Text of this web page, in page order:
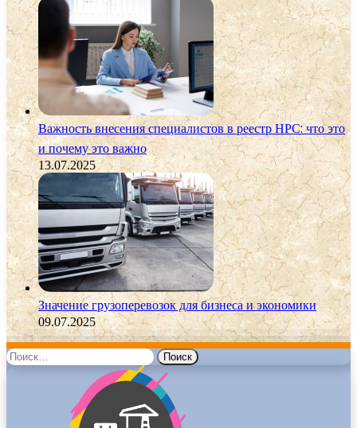
Важность внесения специалистов в реестр НРС: что это
и почему это важно
13.07.2025
Значение грузоперевозок для бизнеса и экономики
09.07.2025
Найти: